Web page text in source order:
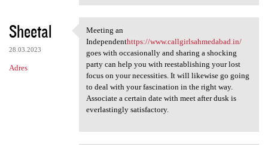
Sheetal
28.03.2023
Adres
Meeting an Independenthttps:/
Meeting an
Independenthttps://www.callgirlsahmedabad.in/
goes with occasionally and sharing a shocking
party can help you with reestablishing your lost
focus on your necessities. It will likewise go going
to deal with your fascination in the right way.
Associate a certain date with meet after dusk is
everlastingly satisfactory.